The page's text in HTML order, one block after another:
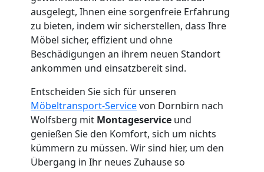
ausgelegt, Ihnen eine sorgenfreie Erfahrung
zu bieten, indem wir sicherstellen, dass Ihre
Möbel sicher, effizient und ohne
Beschädigungen an ihrem neuen Standort
ankommen und einsatzbereit sind.
Entscheiden Sie sich für unseren
Möbeltransport-Servicevon Dornbirn nach
Wolfsberg mit Montageservice und
genießen Sie den Komfort, sich um nichts
kümmern zu müssen. Wir sind hier, um den
Übergang in Ihr neues Zuhause so
Umzug
Dornbirn
Umzug
Mann